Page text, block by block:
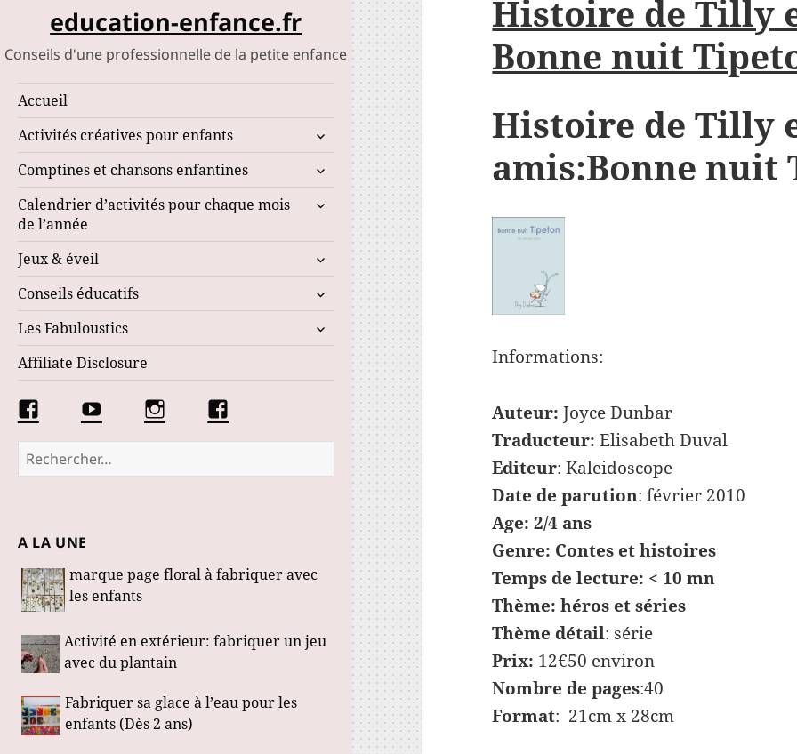
education-enfance.fr
Conseils d'une professionnelle de la petite enfance
Accueil
Activités créatives pour enfants
ouvrir
le
sous-
menu
Comptines et chansons enfantines
ouvrir
le
sous-
Calendrier d’activités pour chaque mois
de l’année
ouvrir
sous-
menu
Jeux & éveil
ouvrir
le
sous-
menu
Conseils éducatifs
ouvrir
le
sous-
menu
Les Fabuloustics
ouvrir
le
menu
Affiliate Disclosure
Facebook
Les
Fabuloustics
Conseils
d’une
éducatrice
de
Éduquer
les
petits
La
communauté
Marmotille
Rechercher :
A LA UNE
marque page floral à fabriquer avec
les enfants
Activité en extérieur: fabriquer un jeu
avec du plantain
Fabriquer sa glace à l’eau pour les
enfants (Dès 2 ans)
Histoire de Tilly
Bonne nuit
Histoire de Tilly
amis:Bonne nuit
Informations:
Auteur:Joyce Dunbar
Traducteur: Elisabeth Duval
Editeur: Kaleidoscope
Date de parution: février 2010
Age:2/4 ans
Genre: Contes et histoires
Temps de lecture: < 10 mn
Thème:héros et séries
Thème détail: série
Prix: 12€50 environ
Nombre de pages:40
Format: 21cm x 28cm